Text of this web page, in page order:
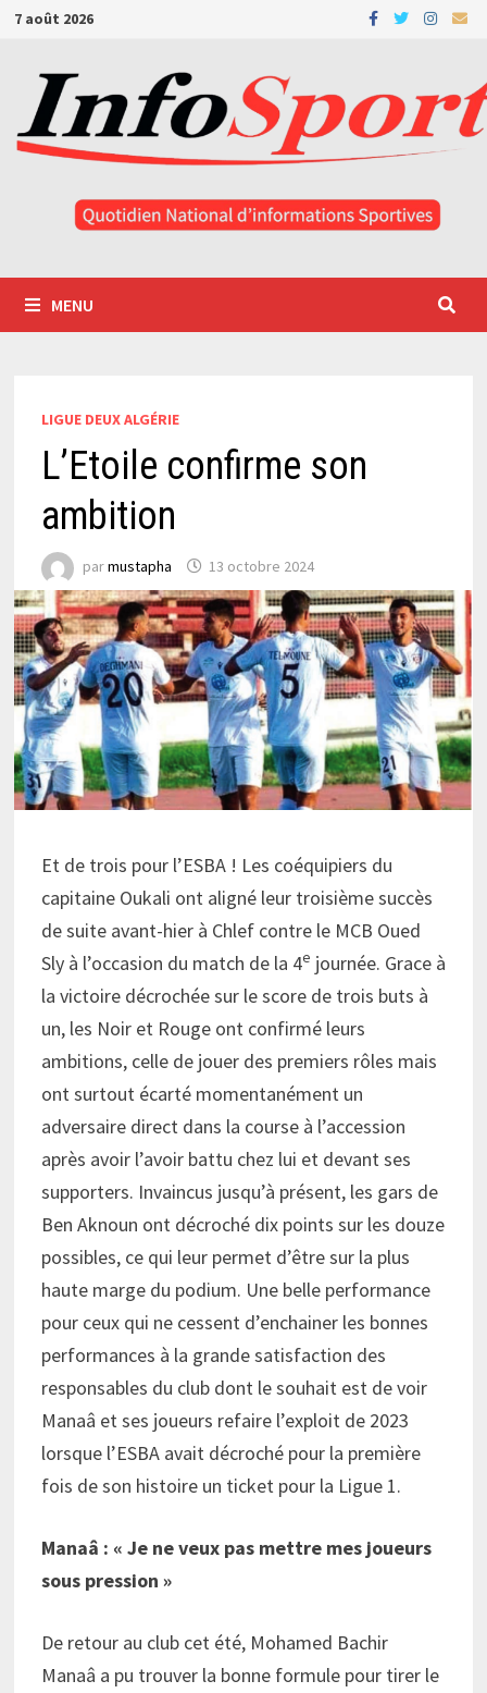
Passer
contenu
7 août 2026
MENU
LIGUE DEUX ALGÉRIE
L’Etoile confirme son
ambition
parmustapha 13 octobre 2024
Et de trois pour l’ESBA ! Les coéquipiers du
capitaine Oukali ont aligné leur troisième succès
de suite avant-hier à Chlef contre le MCB Oued
Sly à l’occasion du match de la 4e journée. Grace à
la victoire décrochée sur le score de trois buts à
un, les Noir et Rouge ont confirmé leurs
ambitions, celle de jouer des premiers rôles mais
ont surtout écarté momentanément un
adversaire direct dans la course à l’accession
après avoir l’avoir battu chez lui et devant ses
supporters. Invaincus jusqu’à présent, les gars de
Ben Aknoun ont décroché dix points sur les douze
possibles, ce qui leur permet d’être sur la plus
haute marge du podium. Une belle performance
pour ceux qui ne cessent d’enchainer les bonnes
performances à la grande satisfaction des
responsables du club dont le souhait est de voir
Manaâ et ses joueurs refaire l’exploit de 2023
lorsque l’ESBA avait décroché pour la première
fois de son histoire un ticket pour la Ligue 1.
Manaâ : « Je ne veux pas mettre mes joueurs
sous pression »
De retour au club cet été, Mohamed Bachir
Manaâ a pu trouver la bonne formule pour tirer le